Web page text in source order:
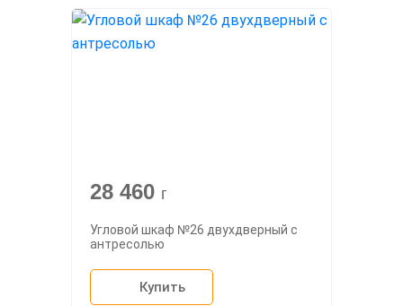
28 460 г
Угловой шкаф №26 двухдверный с
антресолью
Купить